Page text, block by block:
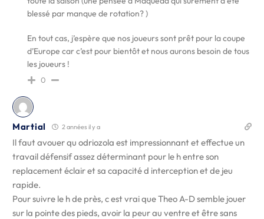
blessé par manque de rotation? )
En tout cas, j’espère que nos joueurs sont prêt pour la coupe
d’Europe car c’est pour bientôt et nous aurons besoin de tous
les joueurs !
0
Martial 2 années il y a
Il faut avouer qu odriozola est impressionnant et effectue un
travail défensif assez déterminant pour le h entre son
replacement éclair et sa capacité d interception et de jeu
rapide.
Pour suivre le h de près, c est vrai que Theo A-D semble jouer
sur la pointe des pieds, avoir la peur au ventre et être sans